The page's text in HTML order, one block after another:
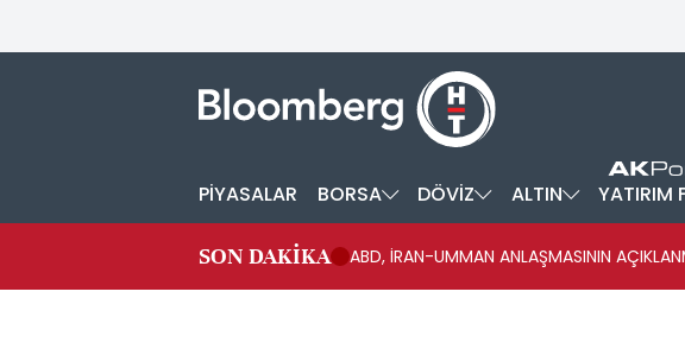
PİYASALAR BORSA DÖVİZ ALTIN YATIRIM
SON DAKİKA ABD, İRAN-UMMAN ANLAŞMASININ